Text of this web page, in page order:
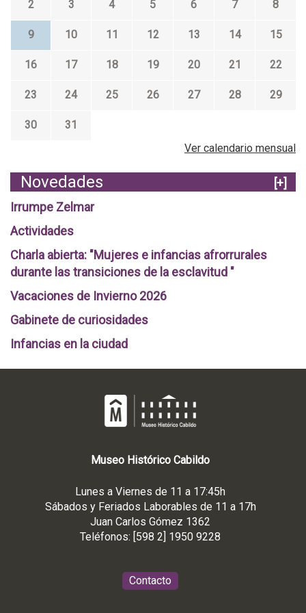
2 3 4 5 6 7 8
9 10 11 12 13 14 15
16 17 18 19 20 21 22
23 24 25 26 27 28 29
30
31
Ver calendario mensual
Novedades
[+]
Irrumpe Zelmar
Actividades
Charla abierta: "Mujeres e infancias afrorrurales
durante las transiciones de la esclavitud "
Vacaciones de Invierno 2026
Gabinete de curiosidades
Infancias en la ciudad
Museo Histórico Cabildo
Lunes a Viernes de 11 a 17:45h
Sábados y Feriados Laborables de 11 a 17h
Juan Carlos Gómez 1362
Teléfonos: [598 2] 1950 9228
Contacto